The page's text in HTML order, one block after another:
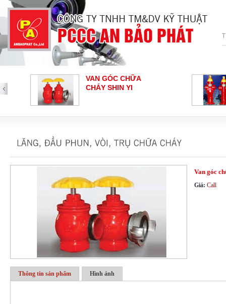
VAN GÓC CHỮA
CHÁY SHIN YI
CHÁY - HOCHIKI
Loại nút nhấn báo cháy
Van góc
Giá: Call
Thông tin sản phẩm Hình ảnh